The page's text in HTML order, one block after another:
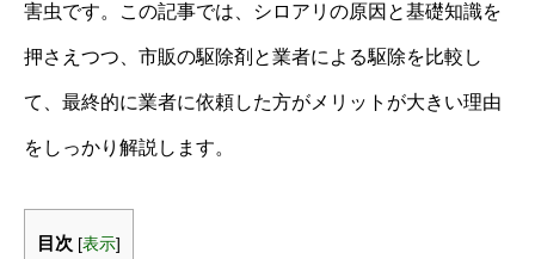
害虫です。この記事では、シロアリの原因と基礎知識を
押さえつつ、市販の駆除剤と業者による駆除を比較し
て、最終的に業者に依頼した方がメリットが大きい理由
をしっかり解説します。
目次 [表示]